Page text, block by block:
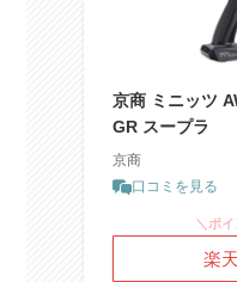
京商 ミニッツ
GR スープラ
京商
口コミを見る
＼ポ
楽